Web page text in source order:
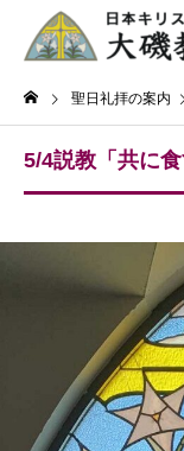
聖日礼拝の案内
5/4説教「共に食